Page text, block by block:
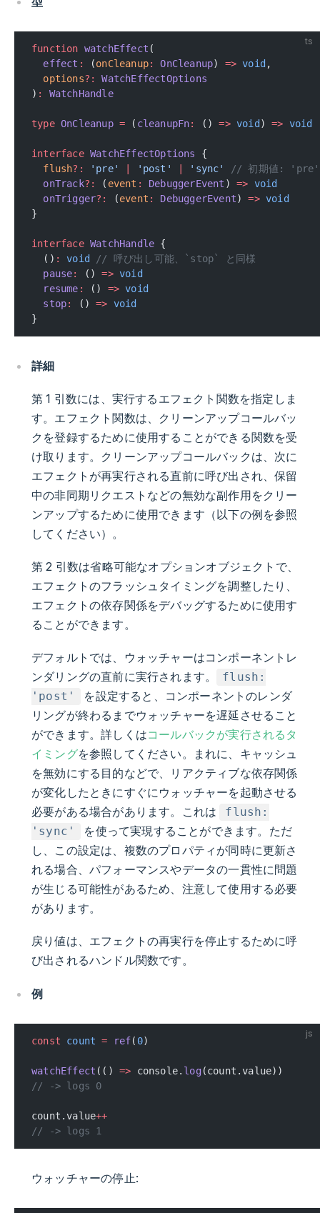
ts
function watchEffect (
  effect
: (onCleanup: OnCleanup) => void ,
  options
?:
WatchEffectOptions
) : WatchHandle
type OnCleanup = ( cleanupFn: () => void ) => void
interface WatchEffectOptions
{
  flush
?: 'pre' 'post' 'sync'
// 初期値: 'pre'
  onTrack
?: ( event : DebuggerEvent ) => void
  onTrigger
?: (event : DebuggerEvent) => void
}
interface WatchHandle {
  ()
: void
// 呼び出し可能、`stop` と同様
  pause
: () => void
  resume
: () => void
  stop
: () => void
}
詳細
第 1 引数には、実行するエフェクト関数を指定しま
す。エフェクト関数は、クリーンアップコールバッ
クを登録するために使用することができる関数を受
け取ります。クリーンアップコールバックは、次に
エフェクトが再実行される直前に呼び出され、保留
中の非同期リクエストなどの無効な副作用をクリー
ンアップするために使用できます（以下の例を参照
してください）。
第 2 引数は省略可能なオプションオブジェクトで、
エフェクトのフラッシュタイミングを調整したり、
エフェクトの依存関係をデバッグするために使用す
ることができます。
デフォルトでは、ウォッチャーはコンポーネントレ
ンダリングの直前に実行されます。
flush:
'post'
を設定すると、コンポーネントのレンダ
リングが終わるまでウォッチャーを遅延させること
ができます。詳しくはコールバックが実行されるタ
イミングを参照してください。まれに、キャッシュ
を無効にする目的などで、リアクティブな依存関係
が変化したときにすぐにウォッチャーを起動させる
必要がある場合があります。これは
flush:
'sync'
を使って実現することができます。ただ
し、この設定は、複数のプロパティが同時に更新さ
れる場合、パフォーマンスやデータの一貫性に問題
が生じる可能性があるため、注意して使用する必要
があります。
戻り値は、エフェクトの再実行を停止するために呼
び出されるハンドル関数です。
例
js
const count = ref( 0)
watchEffect (() => console. log(count.value))
// -> logs 0
count.value++
// -> logs 1
ウォッチャーの停止: